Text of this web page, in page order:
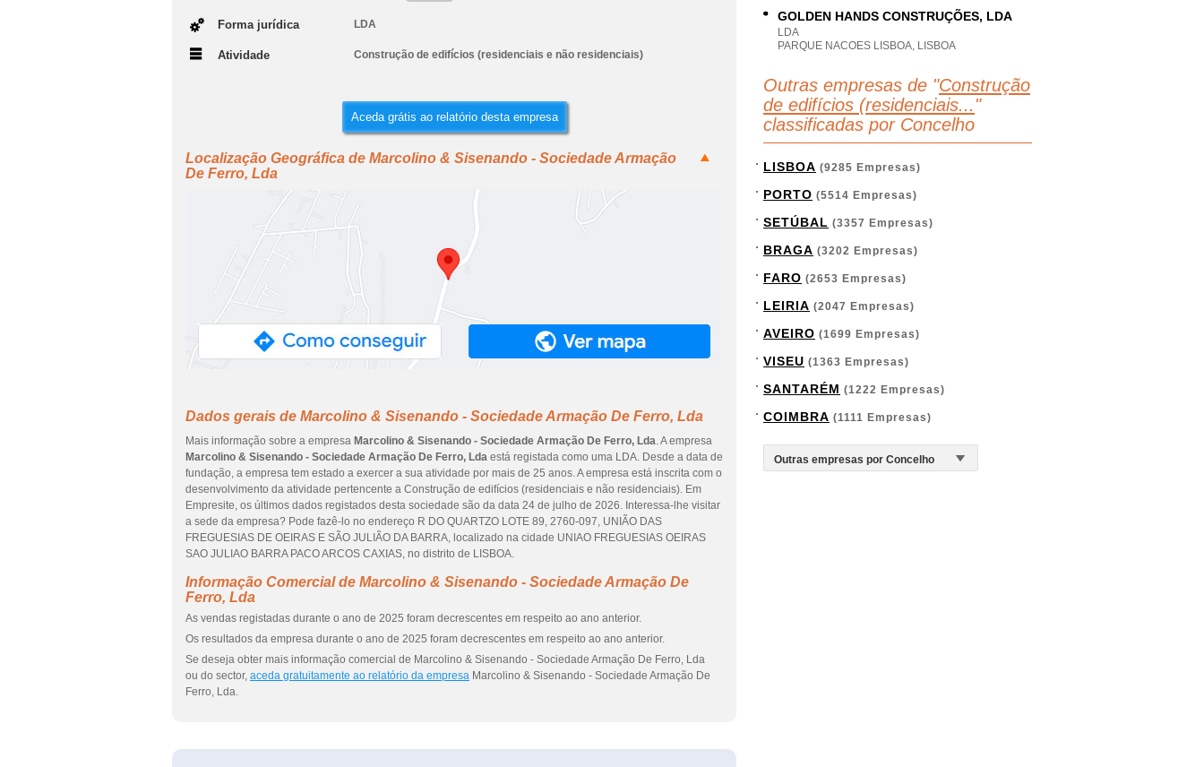
Forma jurídica LDA
Atividade Construção de edifícios (residenciais e não residenciais)
Aceda grátis ao relatório desta empresa
Localização Geográfica de Marcolino & Sisenando - Sociedade Armação
De Ferro, Lda
Dados gerais de Marcolino & Sisenando - Sociedade Armação De Ferro, Lda
Mais informação sobre a empresa Marcolino & Sisenando - Sociedade Armação De Ferro, Lda. A empresa
Marcolino & Sisenando - Sociedade Armação De Ferro, Lda está registada como uma LDA. Desde a data de
fundação, a empresa tem estado a exercer a sua atividade por mais de 25 anos. A empresa está inscrita com o
desenvolvimento da atividade pertencente a Construção de edifícios (residenciais e não residenciais). Em
Empresite, os últimos dados registados desta sociedade são da data 24 de julho de 2026. Interessa-lhe visitar
a sede da empresa? Pode fazê-lo no endereço R DO QUARTZO LOTE 89, 2760-097, UNIÃO DAS
FREGUESIAS DE OEIRAS E SÃO JULIÃO DA BARRA, localizado na cidade UNIAO FREGUESIAS OEIRAS
SAO JULIAO BARRA PACO ARCOS CAXIAS, no distrito de LISBOA.
Informação Comercial de Marcolino & Sisenando - Sociedade Armação De
Ferro, Lda
As vendas registadas durante o ano de 2025 foram decrescentes em respeito ao ano anterior.
Os resultados da empresa durante o ano de 2025 foram decrescentes em respeito ao ano anterior.
Se deseja obter mais informação comercial de Marcolino & Sisenando - Sociedade Armação De Ferro, Lda
ou do sector, aceda gratuitamente ao relatório da empresa Marcolino & Sisenando - Sociedade Armação De
Ferro, Lda.
GOLDEN HANDS CONSTRUÇÕES, LDA
LDA
PARQUE NACOES LISBOA, LISBOA
Outras empresas de "Construção
de edifícios (residenciais... "
classificadas por Concelho
LISBOA (9285 Empresas)
PORTO (5514 Empresas)
SETÚBAL (3357 Empresas)
BRAGA (3202 Empresas)
FARO (2653 Empresas)
LEIRIA (2047 Empresas)
AVEIRO (1699 Empresas)
VISEU (1363 Empresas)
SANTARÉM (1222 Empresas)
COIMBRA (1111 Empresas)